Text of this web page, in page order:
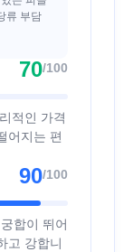
류 부담
70/100
적인 가격
어지는 편
90/100
합이 뛰어
고 강합니